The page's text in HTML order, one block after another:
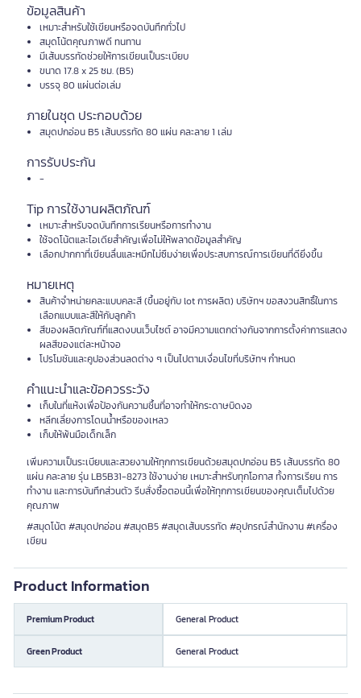
ข้อมูลสินค้า
เหมาะสำหรับใช้เขียนหรือจดบันทึกทั่วไป
สมุดโน้ตคุณภาพดี ทนทาน
มีเส้นบรรทัดช่วยให้การเขียนเป็นระเบียบ
ขนาด 17.8 x 25 ซม. (B5)
บรรจุ 80 แผ่นต่อเล่ม
ภายในชุด ประกอบด้วย
สมุดปกอ่อน B5 เส้นบรรทัด 80 แผ่น คละลาย 1 เล่ม
การรับประกัน
-
Tip การใช้งานผลิตภัณฑ์
เหมาะสำหรับจดบันทึกการเรียนหรือการทำงาน
ใช้จดโน้ตและไอเดียสำคัญเพื่อไม่ให้พลาดข้อมูลสำคัญ
เลือกปากกาที่เขียนลื่นและหมึกไม่ซึมง่ายเพื่อประสบการณ์การเขียนที่ดียิ่งขึ้น
หมายเหตุ
สินค้าจำหน่ายคละแบบคละสี (ขึ้นอยู่กับ lot การผลิต) บริษัทฯ ขอสงวนสิทธิ์ในการ
เลือกแบบและสีให้กับลูกค้า
สีของผลิตภัณฑ์ที่แสดงบนเว็บไซต์ อาจมีความแตกต่างกันจากการตั้งค่าการแสดง
ผลสีของแต่ละหน้าจอ
โปรโมชันและคูปองส่วนลดต่าง ๆ เป็นไปตามเงื่อนไขที่บริษัทฯ กำหนด
คำแนะนำและข้อควรระวัง
เก็บในที่แห้งเพื่อป้องกันความชื้นที่อาจทำให้กระดาษบิดงอ
หลีกเลี่ยงการโดนน้ำหรือของเหลว
เก็บให้พ้นมือเด็กเล็ก
เพิ่มความเป็นระเบียบและสวยงามให้ทุกการเขียนด้วยสมุดปกอ่อน B5 เส้นบรรทัด 80
แผ่น คละลาย รุ่น LB5B31-8273 ใช้งานง่าย เหมาะสำหรับทุกโอกาส ทั้งการเรียน การ
ทำงาน และการบันทึกส่วนตัว รีบสั่งซื้อตอนนี้เพื่อให้ทุกการเขียนของคุณเต็มไปด้วย
คุณภาพ
#สมุดโน้ต #สมุดปกอ่อน #สมุดB5 #สมุดเส้นบรรทัด #อุปกรณ์สำนักงาน #เครื่อง
เขียน
Product Information
Premium Product General Product
Green Product General Product